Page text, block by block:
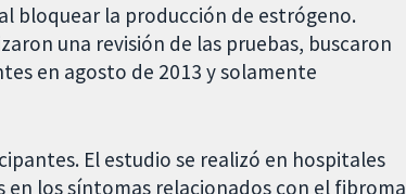
bloquear la producción de estrógeno.
una revisión de las pruebas, buscaron
en agosto de 2013 y solamente
El estudio se realizó en hospitales
los síntomas relacionados con el fibroma